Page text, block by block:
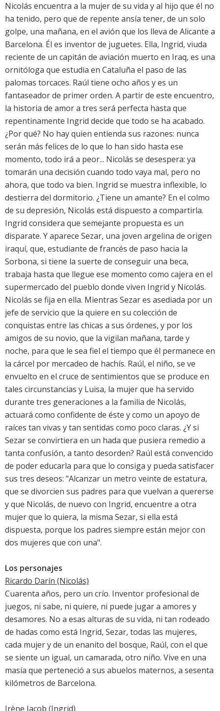
Nicolás encuentra a la mujer de su vida y al hijo que él no
ha tenido, pero que de repente ansía tener, de un solo
golpe, una mañana, en el avión que los lleva de Alicante a
Barcelona. Él es inventor de juguetes. Ella, Ingrid, viuda
reciente de un capitán de aviación muerto en Iraq, es una
ornitóloga que estudia en Cataluña el paso de las
palomas torcaces. Raúl tiene ocho años y es un
fantaseador de primer orden. A partir de este encuentro,
la historia de amor a tres será perfecta hasta que
repentinamente Ingrid decide que todo se ha acabado.
¿Por qué? No hay quien entienda sus razones: nunca
serán más felices de lo que lo han sido hasta ese
momento, todo irá a peor... Nicolás se desespera: ya
tomarán una decisión cuando todo vaya mal, pero no
ahora, que todo va bien. Ingrid se muestra inflexible, lo
destierra del dormitorio. ¿Tiene un amante? En el colmo
de su depresión, Nicolás está dispuesto a compartirla.
Ingrid considera que semejante propuesta es un
disparate. Y aparece Sezar, una joven argelina de origen
iraquí, que, estudiante de francés de paso hacia la
Sorbona, si tiene la suerte de conseguir una beca,
trabaja hasta que llegue ese momento como cajera en el
supermercado del pueblo donde viven Ingrid y Nicolás.
Nicolás se fija en ella. Mientras Sezar es asediada por un
jefe de servicio que la quiere en su colección de
conquistas entre las chicas a sus órdenes, y por los
amigos de su novio, que la vigilan mañana, tarde y
noche, para que le sea fiel el tiempo que él permanece en
la cárcel por mercadeo de hachís. Raúl, el niño, se ve
envuelto en el cruce de sentimientos que se produce en
tales circunstancias y Luisa, la mujer que ha servido
durante tres generaciones a la familia de Nicolás,
actuará como confidente de éste y como un apoyo de
raíces tan vivas y tan sentidas como poco claras. ¿Y si
Sezar se convirtiera en un hada que pusiera remedio a
tanta confusión, a tanto desorden? Raúl está convencido
de poder educarla para que lo consiga y pueda satisfacer
sus tres deseos: "Alcanzar un metro veinte de estatura,
que se divorcien sus padres para que vuelvan a quererse
y que Nicolás, de nuevo con Ingrid, encuentre a otra
mujer que lo quiera, la misma Sezar, si ella está
dispuesta, porque los padres siempre están mejor con
dos mujeres que con una".
Los personajes
Ricardo Darín (Nicolás)
Cuarenta años, pero un crío. Inventor profesional de
juegos, ni sabe, ni quiere, ni puede jugar a amores y
desamores. No a esas alturas de su vida, ni tan rodeado
de hadas como está Ingrid, Sezar, todas las mujeres,
cada mujer y de un enanito del bosque, Raúl, con el que
se siente un igual, un camarada, otro niño. Vive en una
masía que perteneció a sus abuelos maternos, a sesenta
kilómetros de Barcelona.
Irène Jacob (Ingrid)